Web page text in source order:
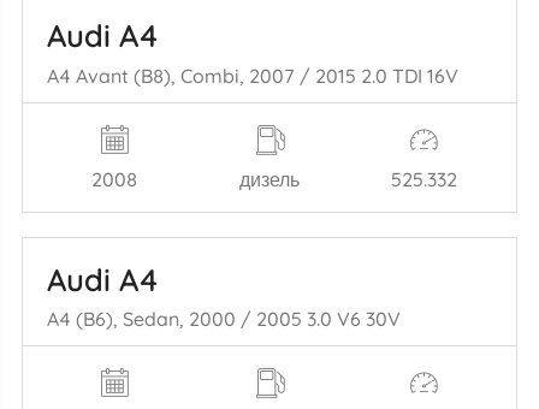
Audi A4
A4 Avant (B8), Combi, 2007 / 2015 2.0 TDI 16V
2008 дизель 525.332
Audi A4
A4 (B6), Sedan, 2000 / 2005 3.0 V6 30V